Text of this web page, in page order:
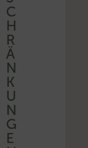
H
R
Ä
N
K
U
N
G
E
N